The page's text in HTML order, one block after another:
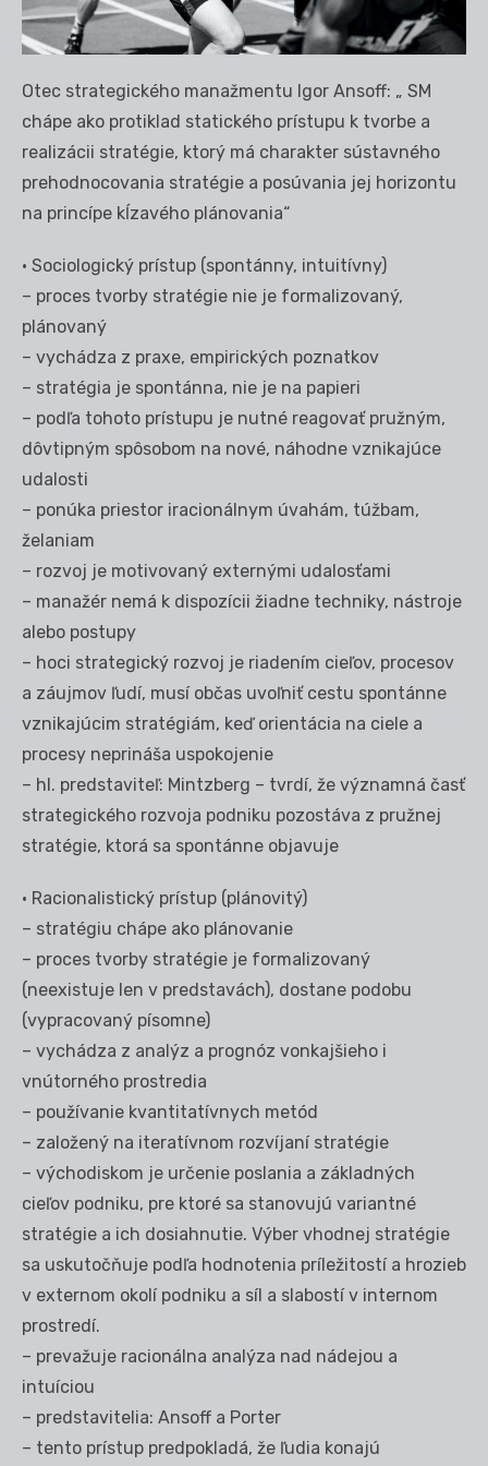
Otec strategického manažmentu Igor Ansoff: „ SM
chápe ako protiklad statického prístupu k tvorbe a
realizácii stratégie, ktorý má charakter sústavného
prehodnocovania stratégie a posúvania jej horizontu
na princípe kĺzavého plánovania“
• Sociologický prístup (spontánny, intuitívny)
– proces tvorby stratégie nie je formalizovaný,
plánovaný
– vychádza z praxe, empirických poznatkov
– stratégia je spontánna, nie je na papieri
– podľa tohoto prístupu je nutné reagovať pružným,
dôvtipným spôsobom na nové, náhodne vznikajúce
udalosti
– ponúka priestor iracionálnym úvahám, túžbam,
želaniam
– rozvoj je motivovaný externými udalosťami
– manažér nemá k dispozícii žiadne techniky, nástroje
alebo postupy
– hoci strategický rozvoj je riadením cieľov, procesov
a záujmov ľudí, musí občas uvoľniť cestu spontánne
vznikajúcim stratégiám, keď orientácia na ciele a
procesy neprináša uspokojenie
– hl. predstaviteľ: Mintzberg – tvrdí, že významná časť
strategického rozvoja podniku pozostáva z pružnej
stratégie, ktorá sa spontánne objavuje
• Racionalistický prístup (plánovitý)
– stratégiu chápe ako plánovanie
– proces tvorby stratégie je formalizovaný
(neexistuje len v predstavách), dostane podobu
(vypracovaný písomne)
– vychádza z analýz a prognóz vonkajšieho i
vnútorného prostredia
– používanie kvantitatívnych metód
– založený na iteratívnom rozvíjaní stratégie
– východiskom je určenie poslania a základných
cieľov podniku, pre ktoré sa stanovujú variantné
stratégie a ich dosiahnutie. Výber vhodnej stratégie
sa uskutočňuje podľa hodnotenia príležitostí a hrozieb
v externom okolí podniku a síl a slabostí v internom
prostredí.
– prevažuje racionálna analýza nad nádejou a
intuíciou
– predstavitelia: Ansoff a Porter
– tento prístup predpokladá, že ľudia konajú